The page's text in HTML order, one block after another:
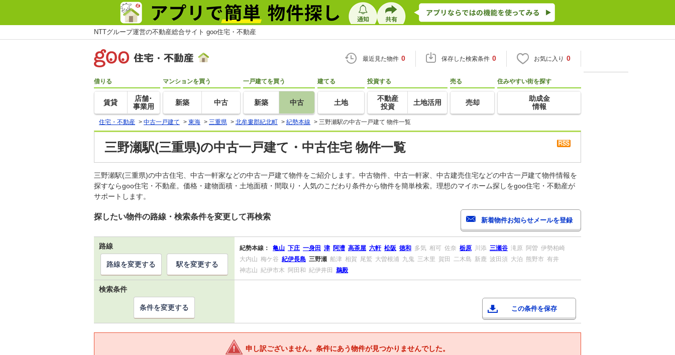
NTTグループ運営の不動産総合サイト goo住宅・不動産
最近見た物件 0 保存した検索条件 0 お気に入り 0
借りる
賃貸
店舗･
事業用
マンションを買う
新築 中古
一戸建てを買う
新築 中古
建てる
土地
投資する
不動産
投資
土地活用
売る
売却
住みやすい街を探す
助成金
情報
住宅・不動産 > 中古一戸建て > 東海 > 三重県 > 北牟婁郡紀北町 > 紀勢本線 > 三野瀬駅の中古一戸建て 物件一覧
三野瀬駅(三重県)の中古一戸建て・中古住宅 物件一覧
三野瀬駅(三重県)の中古住宅、中古一軒家などの中古一戸建て物件をご紹介します。中古物件、中古一軒家、中古建売住宅などの中古一戸建て物件情報を
探すならgoo住宅・不動産。価格・建物面積・土地面積・間取り・人気のこだわり条件から物件を簡単検索。理想のマイホーム探しをgoo住宅・不動産が
サポートします。
探したい物件の路線・検索条件を変更して再検索
路線 紀勢本線： 亀山 下庄 一身田 津 阿漕 高茶屋 六軒 松阪 徳和 多気 相可 佐奈 栃原 川添 三瀬谷 滝原 阿曽 伊勢柏崎
大内山 梅ケ谷 紀伊長島 三野瀬 船津 相賀 尾鷲 大曽根浦 九鬼 三木里 賀田 二木島 新鹿 波田須 大泊 熊野市 有井
神志山 紀伊市木 阿田和 紀伊井田 鵜殿
路線を変更する 駅を変更する
検索条件
この条件を保存
条件を変更する
申し訳ございません。条件にあう物件が見つかりませんでした。